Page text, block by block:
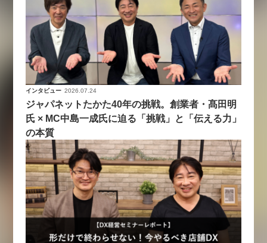
インタビュー 2026.07.24
ジャパネットたかた40年の挑戦。創業者・髙田明
氏 × MC中島一成氏に迫る「挑戦」と「伝える力」
の本質